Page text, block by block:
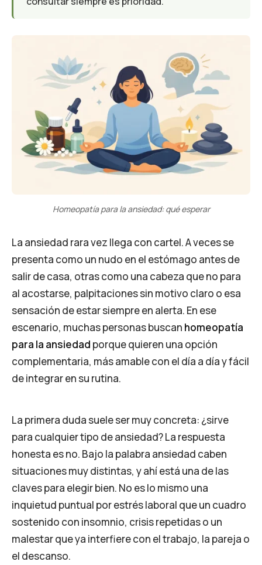
Homeopatía para la ansiedad: qué esperar
La ansiedad rara vez llega con cartel. A veces se
presenta como un nudo en el estómago antes de
salir de casa, otras como una cabeza que no para
al acostarse, palpitaciones sin motivo claro o esa
sensación de estar siempre en alerta. En ese
escenario, muchas personas buscan homeopatía
para la ansiedad porque quieren una opción
complementaria, más amable con el día a día y fácil
de integrar en su rutina.
La primera duda suele ser muy concreta: ¿sirve
para cualquier tipo de ansiedad? La respuesta
honesta es no. Bajo la palabra ansiedad caben
situaciones muy distintas, y ahí está una de las
claves para elegir bien. No es lo mismo una
inquietud puntual por estrés laboral que un cuadro
sostenido con insomnio, crisis repetidas o un
malestar que ya interfiere con el trabajo, la pareja o
el descanso.